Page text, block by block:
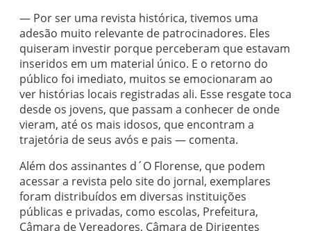
— Por ser uma revista histórica, tivemos uma
adesão muito relevante de patrocinadores. Eles
quiseram investir porque perceberam que estavam
inseridos em um material único. E o retorno do
público foi imediato, muitos se emocionaram ao
ver histórias locais registradas ali. Esse resgate toca
desde os jovens, que passam a conhecer de onde
vieram, até os mais idosos, que encontram a
trajetória de seus avós e pais — comenta.
Além dos assinantes d´O Florense, que podem
acessar a revista pelo site do jornal, exemplares
foram distribuídos em diversas instituições
públicas e privadas, como escolas, Prefeitura,
Câmara de Vereadores, Câmara de Dirigentes